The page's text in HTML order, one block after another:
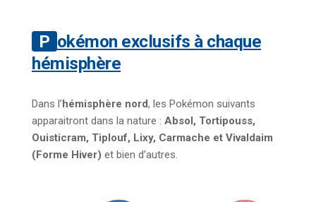
Pokémon exclusifs à chaque
hémisphère
Dans l’hémisphère nord, les Pokémon suivants
apparaitront dans la nature : Absol, Tortipouss,
Ouisticram, Tiplouf, Lixy, Carmache et Vivaldaim
(Forme Hiver) et bien d’autres.